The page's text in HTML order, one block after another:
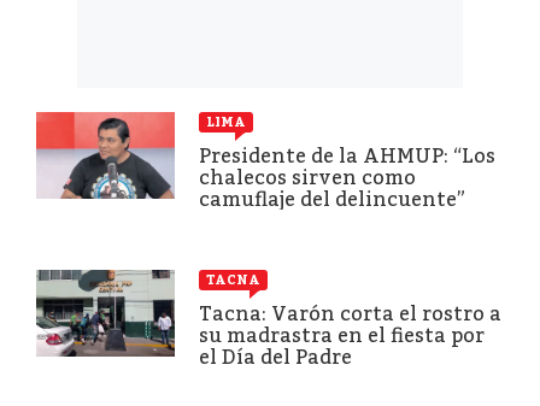
LIMA
Presidente de la AHMUP: “Los
chalecos sirven como
camuflaje del delincuente”
TACNA
Tacna: Varón corta el rostro a
su madrastra en el fiesta por
el Día del Padre